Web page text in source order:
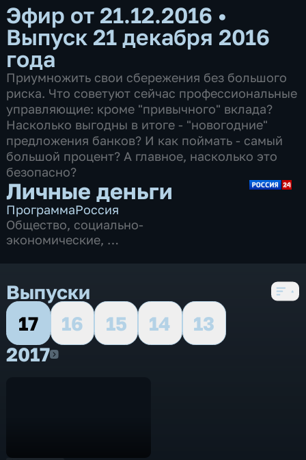
Эфир от 21.12.2016 •
Выпуск 21 декабря 2016
года
Приумножить свои сбережения без большого
риска. Что советуют сейчас профессиональные
управляющие: кроме "привычного" вклада?
Насколько выгодны в итоге - "новогодние"
предложения банков? И как поймать - самый
большой процент? А главное, насколько это
безопасно?
Личные деньги
ПрограммаРоссия
Общество, социально-
экономические,
Выпуски
17
16 15 14
13
20172017